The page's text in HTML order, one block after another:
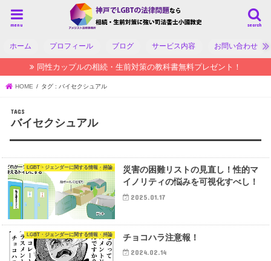
search
menu
ホーム プロフィール ブログ サービス内容 お問い合わせ
同性カップルの相続・生前対策の教科書無料プレゼント！
HOME タグ : バイセクシュアル
バイセクシュアル
LGBT・ジェンダーに関する情報・持論
災害の困難リストの見直し！性的マ
イノリティの悩みを可視化すべし！
2025.01.17
LGBT・ジェンダーに関する情報・持論 チョコハラ注意報！
2024.02.14